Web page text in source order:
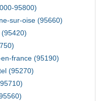
95800)
sur-oise (95660)
france (95190)
(95270)